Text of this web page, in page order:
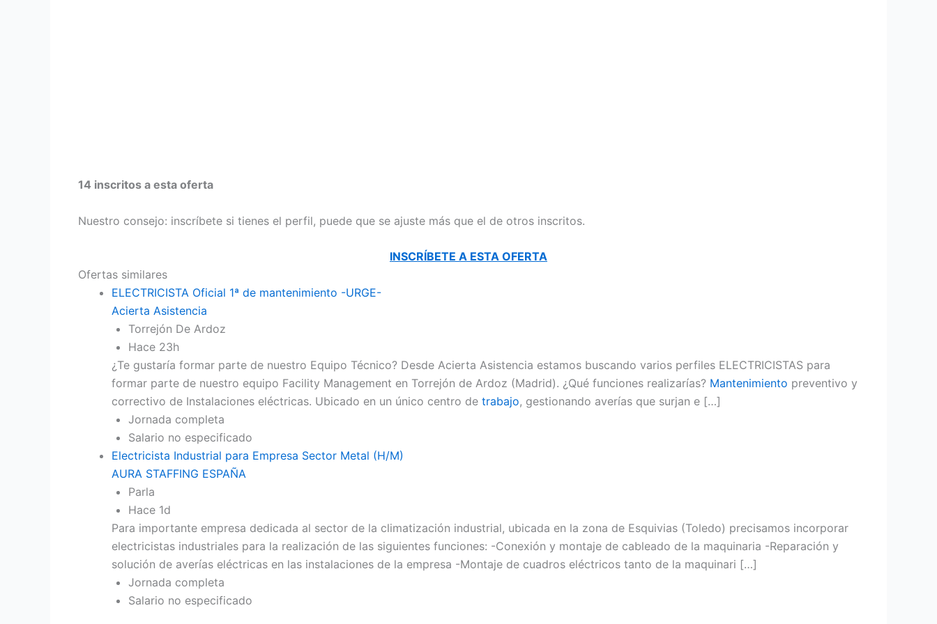
14 inscritos a esta oferta
Nuestro consejo: inscríbete si tienes el perfil, puede que se ajuste más que el de otros inscritos.
INSCRÍBETE A ESTA OFERTA
Ofertas similares
ELECTRICISTA Oficial 1ª de mantenimiento -URGE-
Acierta Asistencia
Torrejón De Ardoz
Hace 23h
¿Te gustaría formar parte de nuestro Equipo Técnico? Desde Acierta Asistencia estamos buscando varios perfiles ELECTRICISTAS para
formar parte de nuestro equipo Facility Management en Torrejón de Ardoz (Madrid). ¿Qué funciones realizarías? Mantenimiento preventivo y
correctivo de Instalaciones eléctricas. Ubicado en un único centro de trabajo, gestionando averías que surjan e […]
Jornada completa
Salario no especificado
Electricista Industrial para Empresa Sector Metal (H/M)
AURA STAFFING ESPAÑA
Parla
Hace 1d
Para importante empresa dedicada al sector de la climatización industrial, ubicada en la zona de Esquivias (Toledo) precisamos incorporar
electricistas industriales para la realización de las siguientes funciones: -Conexión y montaje de cableado de la maquinaria -Reparación y
solución de averías eléctricas en las instalaciones de la empresa -Montaje de cuadros eléctricos tanto de la maquinari […]
Jornada completa
Salario no especificado